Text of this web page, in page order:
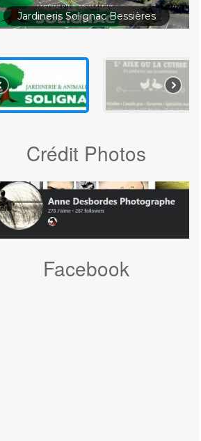
Jardineris Solignac Bessières
Crédit Photos
Facebook